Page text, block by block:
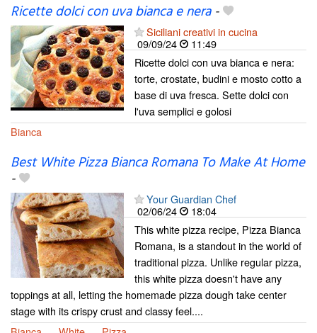
Ricette dolci con uva bianca e nera-
Siciliani creativi in cucina
09/09/24
11:49
Ricette dolci con uva bianca e nera:
torte, crostate, budini e mosto cotto a
base di uva fresca. Sette dolci con
l'uva semplici e golosi
Bianca
Best White Pizza Bianca Romana To Make At Home
-
Your Guardian Chef
02/06/24
18:04
This white pizza recipe, Pizza Bianca
Romana, is a standout in the world of
traditional pizza. Unlike regular pizza,
this white pizza doesn't have any
toppings at all, letting the homemade pizza dough take center
stage with its crispy crust and classy feel....